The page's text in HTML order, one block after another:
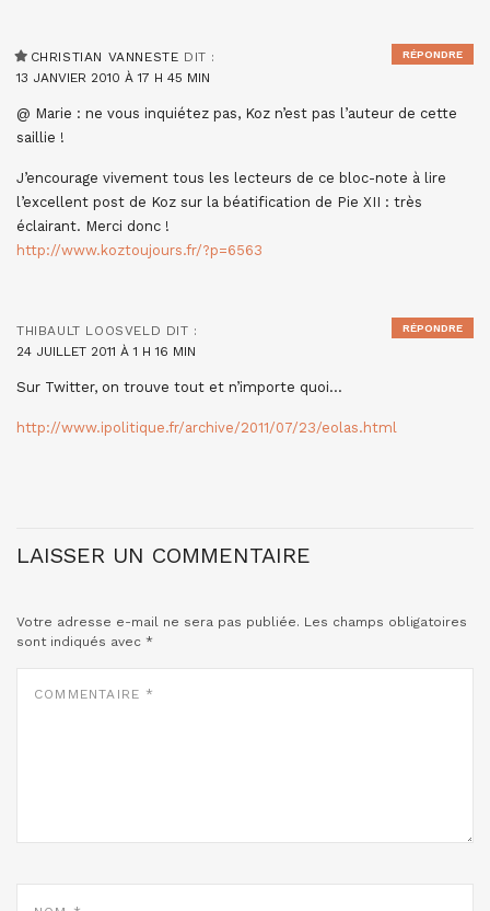
CHRISTIAN VANNESTE DIT :
13 JANVIER 2010 À 17 H 45 MIN
@ Marie : ne vous inquiétez pas, Koz n’est pas l’auteur de cette
saillie !
J’encourage vivement tous les lecteurs de ce bloc-note à lire
l’excellent post de Koz sur la béatification de Pie XII : très
éclairant. Merci donc !
http://www.koztoujours.fr/?p=6563
RÉPONDRE
THIBAULT LOOSVELD DIT :
24 JUILLET 2011 À 1 H 16 MIN
Sur Twitter, on trouve tout et n’importe quoi…
http://www.ipolitique.fr/archive/2011/07/23/eolas.html
RÉPONDRE
LAISSER UN COMMENTAIRE
Votre adresse e-mail ne sera pas publiée. Les champs obligatoires
sont indiqués avec *